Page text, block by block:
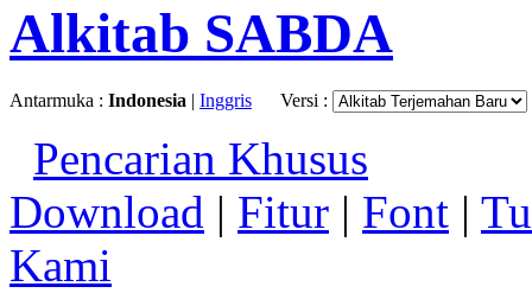
Alkitab SABDA
Antarmuka : Indonesia | Inggris Versi :
Pencarian Khusus
Download | Fitur | Font |
Kami